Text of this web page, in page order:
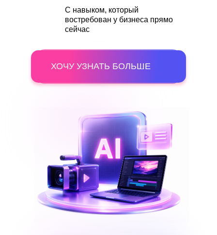
С навыком, который
востребован у бизнеса прямо
сейчас
ХОЧУ УЗНАТЬ БОЛЬШЕ